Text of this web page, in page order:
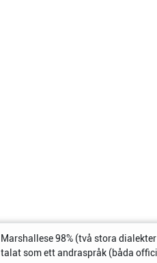
Marshallese 98% (två stora
talat som ett andraspråk (båda